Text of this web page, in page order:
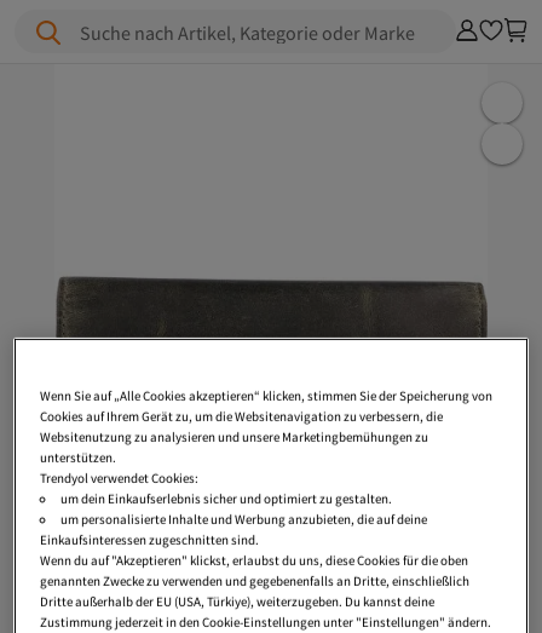
Suche nach Artikel, Kategorie oder Marke
Wenn Sie auf „Alle Cookies akzeptieren“ klicken, stimmen Sie der Speicherung von
Cookies auf Ihrem Gerät zu, um die Websitenavigation zu verbessern, die
Websitenutzung zu analysieren und unsere Marketingbemühungen zu
unterstützen.
Trendyol verwendet Cookies:
um dein Einkaufserlebnis sicher und optimiert zu gestalten.
um personalisierte Inhalte und Werbung anzubieten, die auf deine
Einkaufsinteressen zugeschnitten sind.
Wenn du auf "Akzeptieren" klickst, erlaubst du uns, diese Cookies für die oben
genannten Zwecke zu verwenden und gegebenenfalls an Dritte, einschließlich
Dritte außerhalb der EU (USA, Türkiye), weiterzugeben. Du kannst deine
Zustimmung jederzeit in den Cookie-Einstellungen unter "Einstellungen" ändern.